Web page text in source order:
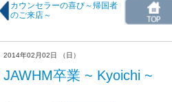
カウンセラーの喜び～帰国者
のご来店～
2014年02月02日 （日）
JAWHM卒業 ~ Kyoichi ~